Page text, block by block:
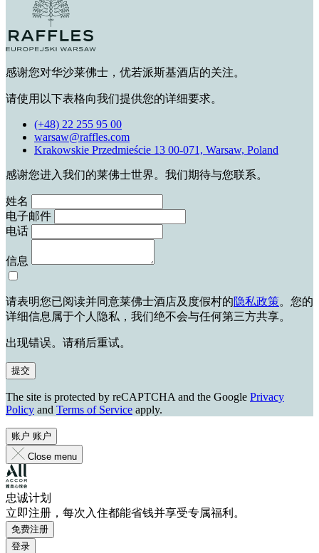
感谢您对华沙莱佛士，优若派斯基酒店的关注。
请使用以下表格向我们提供您的详细要求。
(+48) 22 255 95 00
warsaw@raffles.com
Krakowskie Przedmieście 13 00-071, Warsaw, Poland
感谢您进入我们的莱佛士世界。我们期待与您联系。
姓名
电子邮件
电话
信息
请表明您已阅读并同意莱佛士酒店及度假村的隐私政策。您的
详细信息属于个人隐私，我们绝不会与任何第三方共享。
出现错误。请稍后重试。
提交
The site is protected by reCAPTCHA and the Google Privacy
Policy and Terms of Service apply.
账户 账户
Close menu
忠诚计划
立即注册，每次入住都能省钱并享受专属福利。
免费注册
登录